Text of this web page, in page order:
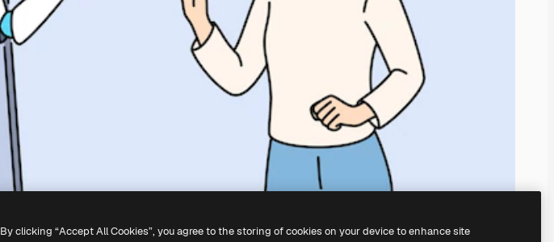
By clicking “Accept All Cookies”, you agree to the storing of cookies on your device to enhance site